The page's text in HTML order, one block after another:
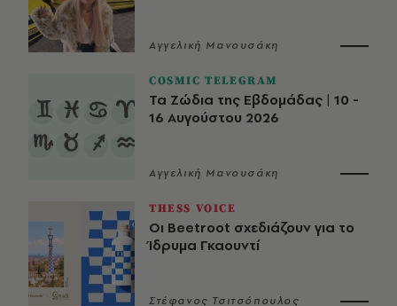
Αγγελική Μανουσάκη
COSMIC TELEGRAM
Τα Ζώδια της Εβδομάδας | 10 -
16 Αυγούστου 2026
Αγγελική Μανουσάκη
THESS VOICE
Οι Beetroot σχεδιάζουν για το
Ίδρυμα Γκαουντί
Στέφανος Τσιτσόπουλος